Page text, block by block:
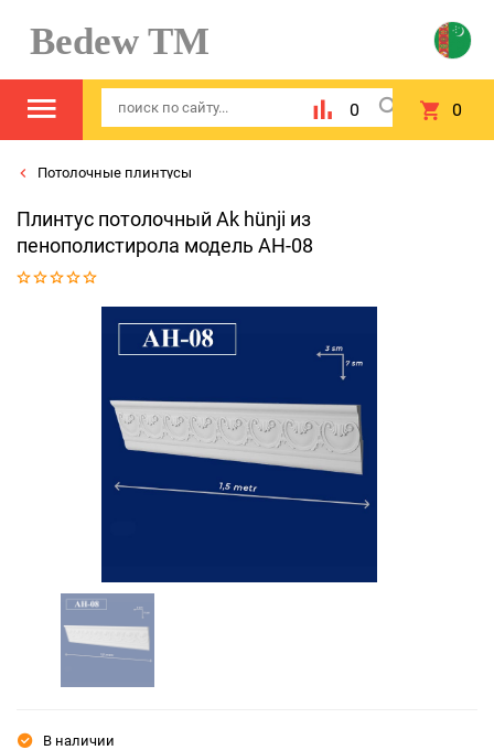
Bedew TM
0 0
Потолочные плинтусы
Плинтус потолочный Ak hünji из
пенополистирола модель AH-08
В наличии